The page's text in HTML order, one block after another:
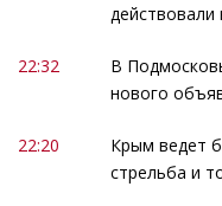
действовали
22:32
В
нового
22:20
Крым ведет
стрельба и